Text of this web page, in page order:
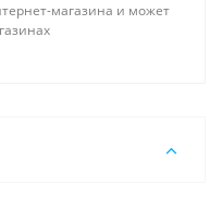
магазина и может